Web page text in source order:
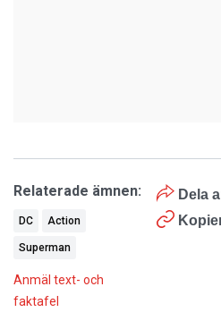
Dela
Relaterade ämnen:
DC Action
Superman
Anmäl text- och
faktafel